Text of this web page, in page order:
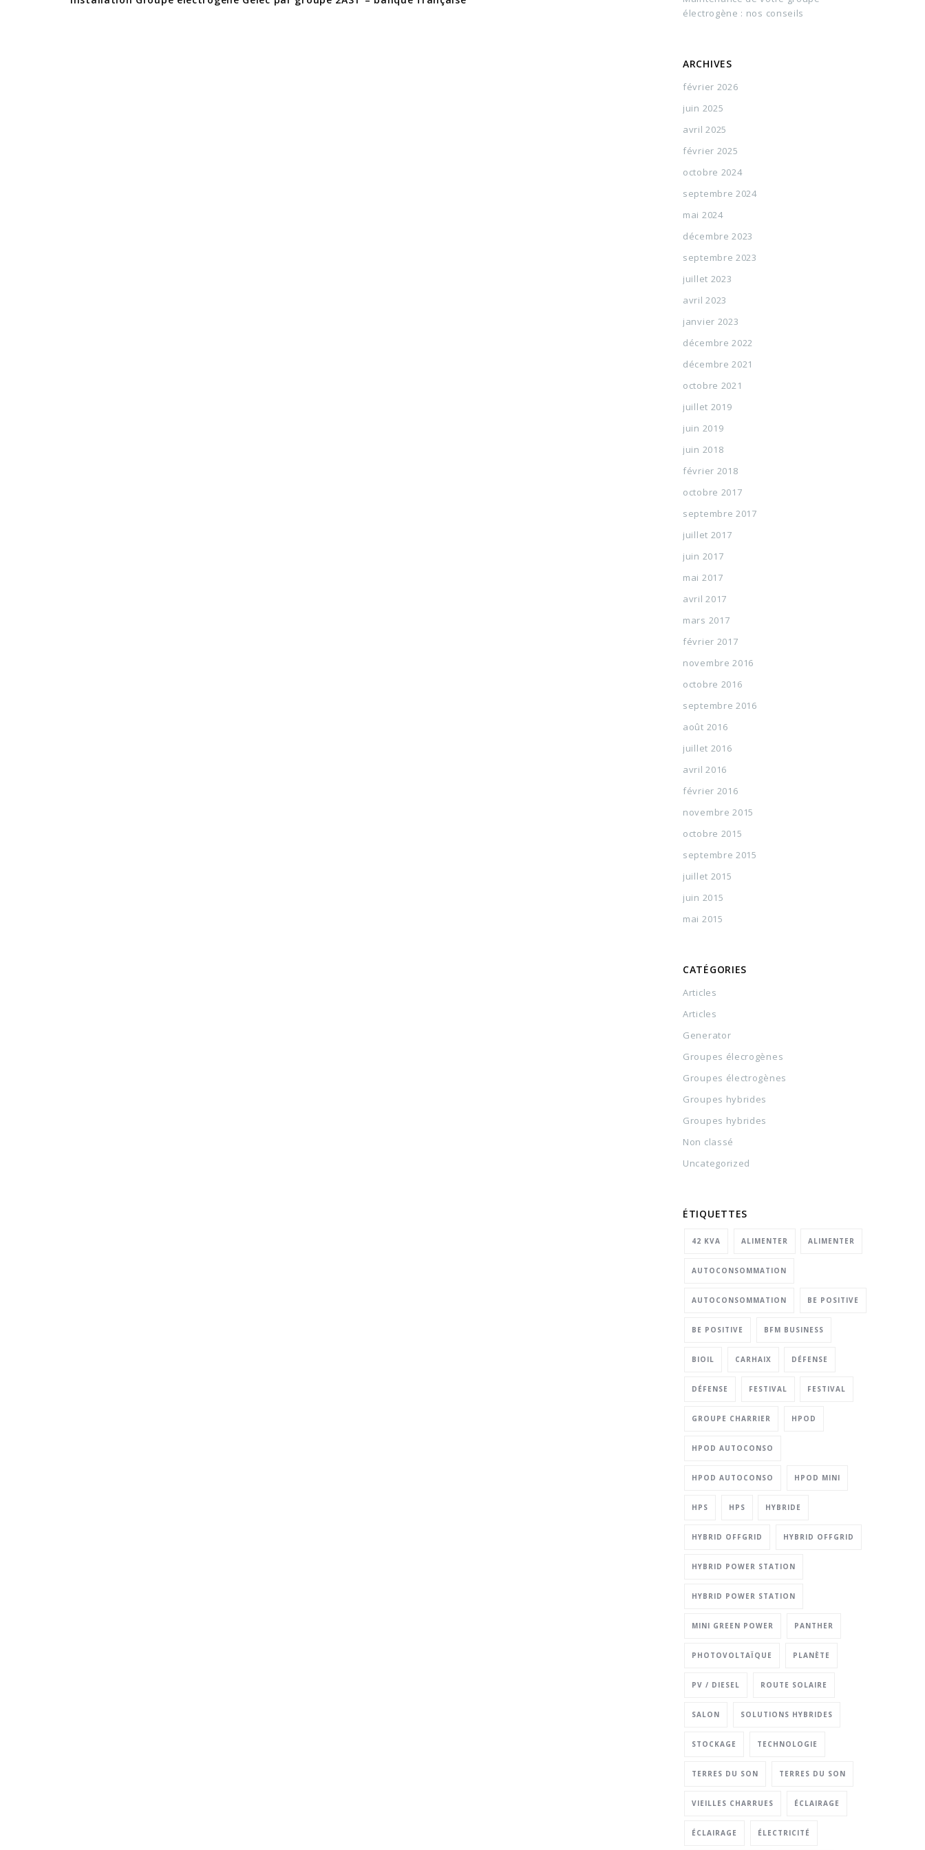
électrogène : nos conseils
ARCHIVES
février 2026
juin 2025
avril 2025
février 2025
octobre 2024
septembre 2024
mai 2024
décembre 2023
septembre 2023
juillet 2023
avril 2023
janvier 2023
décembre 2022
décembre 2021
octobre 2021
juillet 2019
juin 2019
juin 2018
février 2018
octobre 2017
septembre 2017
juillet 2017
juin 2017
mai 2017
avril 2017
mars 2017
février 2017
novembre 2016
octobre 2016
septembre 2016
août 2016
juillet 2016
avril 2016
février 2016
novembre 2015
octobre 2015
septembre 2015
juillet 2015
juin 2015
mai 2015
CATÉGORIES
Articles
Articles
Generator
Groupes élecrogènes
Groupes électrogènes
Groupes hybrides
Groupes hybrides
Non classé
Uncategorized
ÉTIQUETTES
42 KVA ALIMENTER ALIMENTER
AUTOCONSOMMATION
AUTOCONSOMMATION BE POSITIVE
BE POSITIVE BFM BUSINESS
BIOIL CARHAIX DÉFENSE
DÉFENSE FESTIVAL FESTIVAL
GROUPE CHARRIER HPOD
HPOD AUTOCONSO
HPOD AUTOCONSO HPOD MINI
HPS HPS HYBRIDE
HYBRID OFFGRID HYBRID OFFGRID
HYBRID POWER STATION
HYBRID POWER STATION
MINI GREEN POWER PANTHER
PHOTOVOLTAÏQUE PLANÈTE
PV / DIESEL ROUTE SOLAIRE
SALON SOLUTIONS HYBRIDES
STOCKAGE TECHNOLOGIE
TERRES DU SON TERRES DU SON
VIEILLES CHARRUES ÉCLAIRAGE
ÉCLAIRAGE ÉLECTRICITÉ